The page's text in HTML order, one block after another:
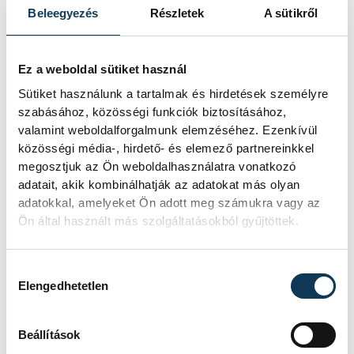
Beleegyezés Részletek A sütikről
Ez a weboldal sütiket használ
Sütiket használunk a tartalmak és hirdetések személyre
szabásához, közösségi funkciók biztosításához,
valamint weboldalforgalmunk elemzéséhez. Ezenkívül
közösségi média-, hirdető- és elemező partnereinkkel
megosztjuk az Ön weboldalhasználatra vonatkozó
adatait, akik kombinálhatják az adatokat más olyan
adatokkal, amelyeket Ön adott meg számukra vagy az
Ön által használt más szolgáltatásokból gyűjtöttek.
Elengedhetetlen
Beállítások
2024. JÚLIUS 24. 20:15
KÖZÉLET
nem történet – Felber
alatt rejtőző múltról